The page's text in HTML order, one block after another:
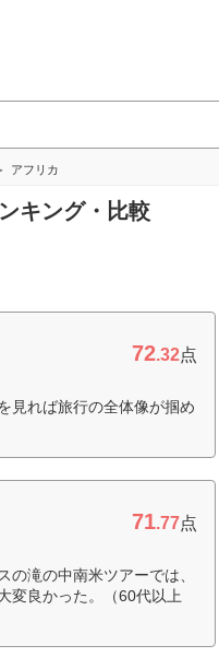
アフリカ
キング・比較
72.32点
見れば旅行の全体像が掴め
71.77点
滝の中南米ツアーでは、
変良かった。（60代以上